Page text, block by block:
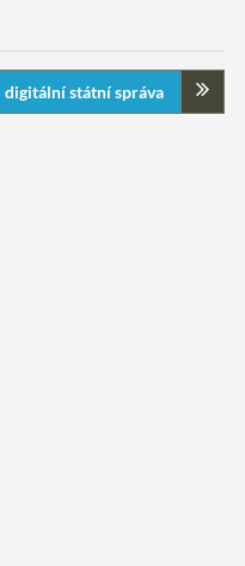
digitální státní správa